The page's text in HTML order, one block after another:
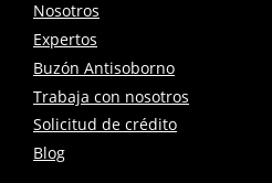
Nosotros
Expertos
Buzón Antisoborno
Trabaja con nosotros
Solicitud de crédito
Blog